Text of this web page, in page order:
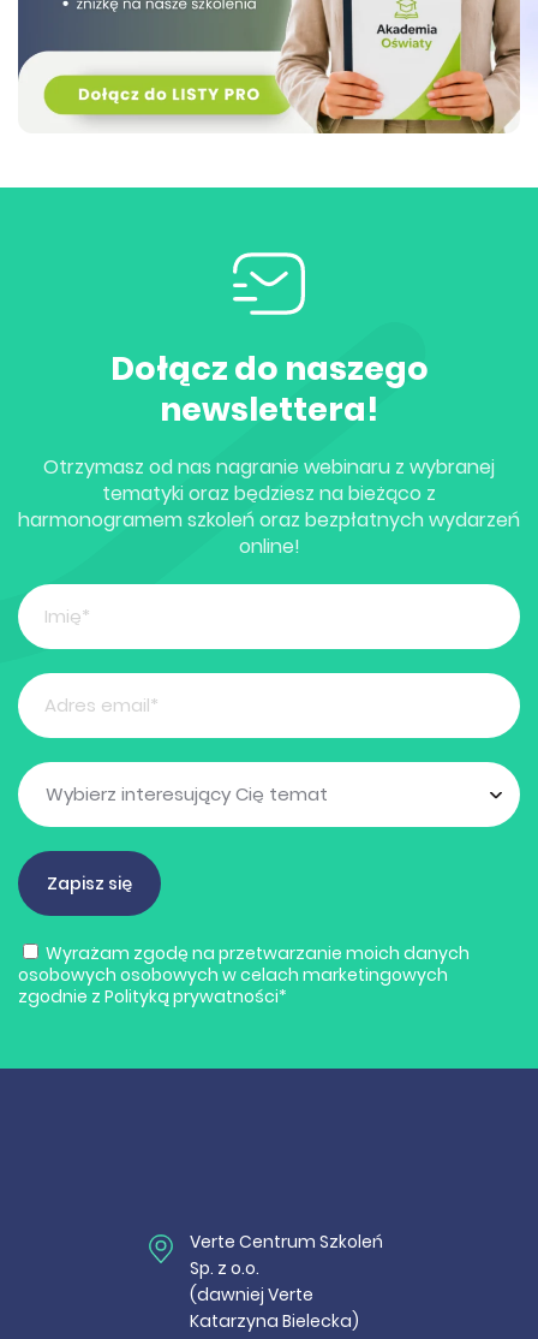
Dołącz do naszego
newslettera!
Otrzymasz od nas nagranie webinaru z wybranej
tematyki oraz będziesz na bieżąco z
harmonogramem szkoleń oraz bezpłatnych wydarzeń
online!
Wyrażam zgodę na przetwarzanie moich danych
osobowych osobowych w celach marketingowych
zgodnie z Polityką prywatności*
Verte Centrum Szkoleń
Sp. z o.o.
(dawniej Verte
Katarzyna Bielecka)